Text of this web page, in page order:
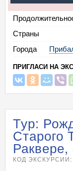
Страны
Города
ПРИГЛАСИ НА
Тур:
Старого
КОД